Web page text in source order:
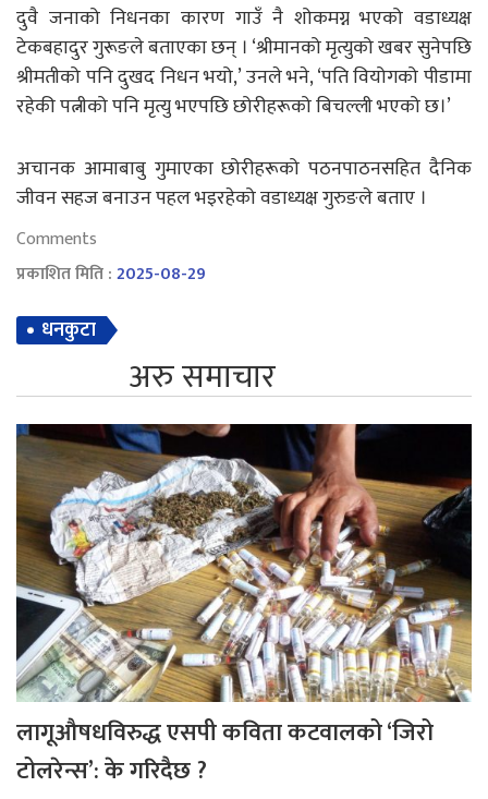
दुवै जनाको निधनका कारण गाउँ नै शोकमग्न भएको वडाध्यक्ष
टेकबहादुर गुरूङले बताएका छन् । ‘श्रीमानको मृत्युको खबर सुनेपछि
श्रीमतीको पनि दुखद निधन भयो,’ उनले भने, ‘पति वियोगको पीडामा
रहेकी पत्नीको पनि मृत्यु भएपछि छोरीहरूको बिचल्ली भएको छ।’
अचानक आमाबाबु गुमाएका छोरीहरूको पठनपाठनसहित दैनिक
जीवन सहज बनाउन पहल भइरहेको वडाध्यक्ष गुरुङले बताए ।
Comments
प्रकाशित मिति :2025-08-29
धनकुटा
अरु समाचार
लागूऔषधविरुद्ध एसपी कविता कटवालको ‘जिरो
टोलरेन्स’: के गरिदैछ ?